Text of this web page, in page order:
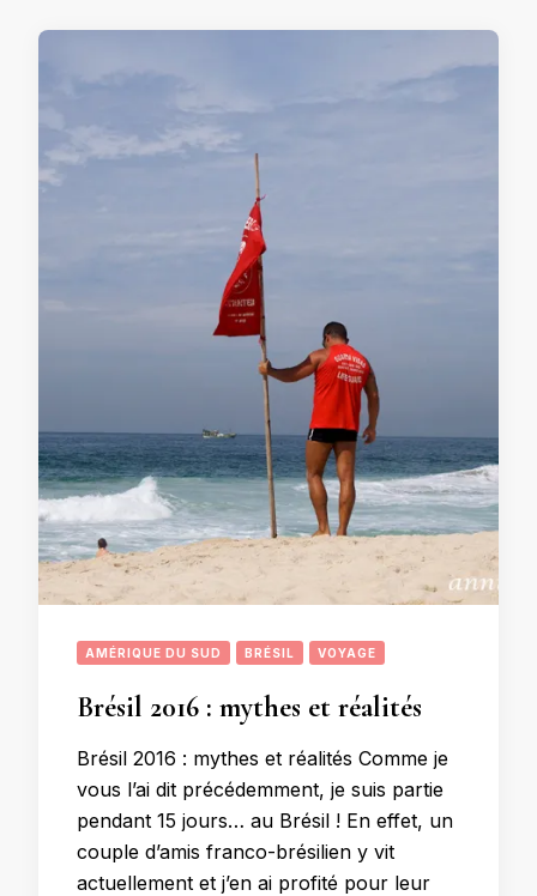
AMÉRIQUE DU SUD BRÉSIL VOYAGE
Brésil 2016 : mythes et réalités
Brésil 2016 : mythes et réalités Comme je
vous l’ai dit précédemment, je suis partie
pendant 15 jours… au Brésil ! En effet, un
couple d’amis franco-brésilien y vit
actuellement et j’en ai profité pour leur